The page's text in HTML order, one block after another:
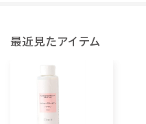
最近見たアイテム